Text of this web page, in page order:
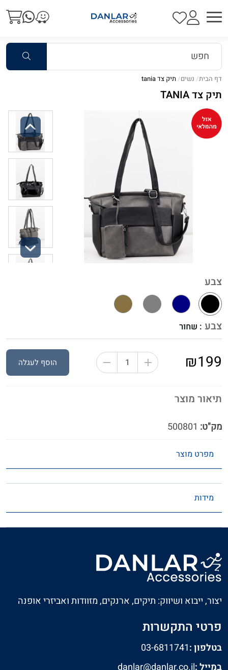
דף הבית נשים תיק צד tania
תיק צד TANIA
תיאור מוצר
מק"ט:
צבע
צבע : שחור
₪199 הוסף לעגלה
מפרט מוצר
מידות
Previous
Next
יצור, ייבוא ושיווק: תיקים, ארנקים, מזוודות ואביזרי אופנה
פרטי התקשרות
בטלפון :03-6811741
במייל :danlar@danlar.co.il